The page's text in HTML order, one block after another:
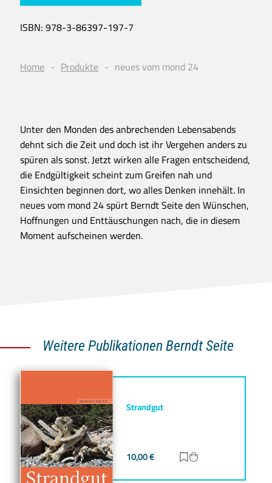
ISBN:978-3-86397-197-7
Home Produkte neues vom mond 24
Unter den Monden des anbrechenden Lebensabends
dehnt sich die Zeit und doch ist ihr Vergehen anders zu
spüren als sonst. Jetzt wirken alle Fragen entscheidend,
die Endgültigkeit scheint zum Greifen nah und
Einsichten beginnen dort, wo alles Denken innehält. In
neues vom mond 24 spürt Berndt Seite den Wünschen,
Hoffnungen und Enttäuschungen nach, die in diesem
Moment aufscheinen werden.
Weitere Publikationen Berndt Seite
Strandgut
10,00€ Zur Merkliste